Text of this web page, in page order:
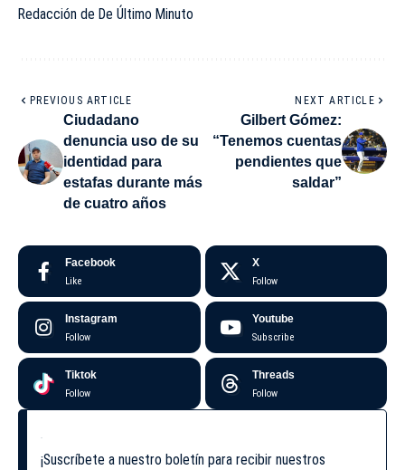
Redacción de De Último Minuto
PREVIOUS ARTICLE
Ciudadano
denuncia uso de su
identidad para
estafas durante más
de cuatro años
NEXT ARTICLE
Gilbert Gómez:
“Tenemos cuentas
pendientes que
saldar”
Facebook
Like
X
Follow
Instagram
Follow
Youtube
Subscribe
Tiktok
Follow
Threads
Follow
¡Suscríbete a nuestro boletín para recibir nuestros